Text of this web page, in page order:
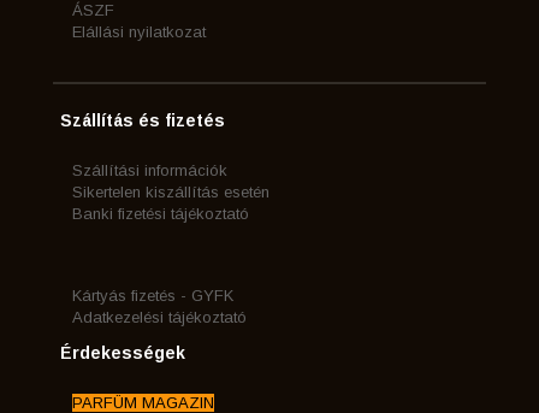
ÁSZF
Elállási nyilatkozat
Szállítás és fizetés
Szállítási információk
Sikertelen kiszállítás esetén
Banki fizetési tájékoztató
Kártyás fizetés - GYFK
Adatkezelési tájékoztató
Érdekességek
PARFÜM MAGAZIN